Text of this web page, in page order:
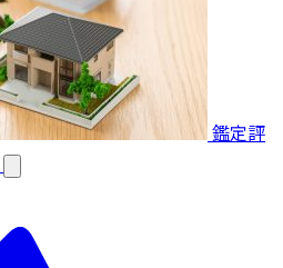
鑑定評